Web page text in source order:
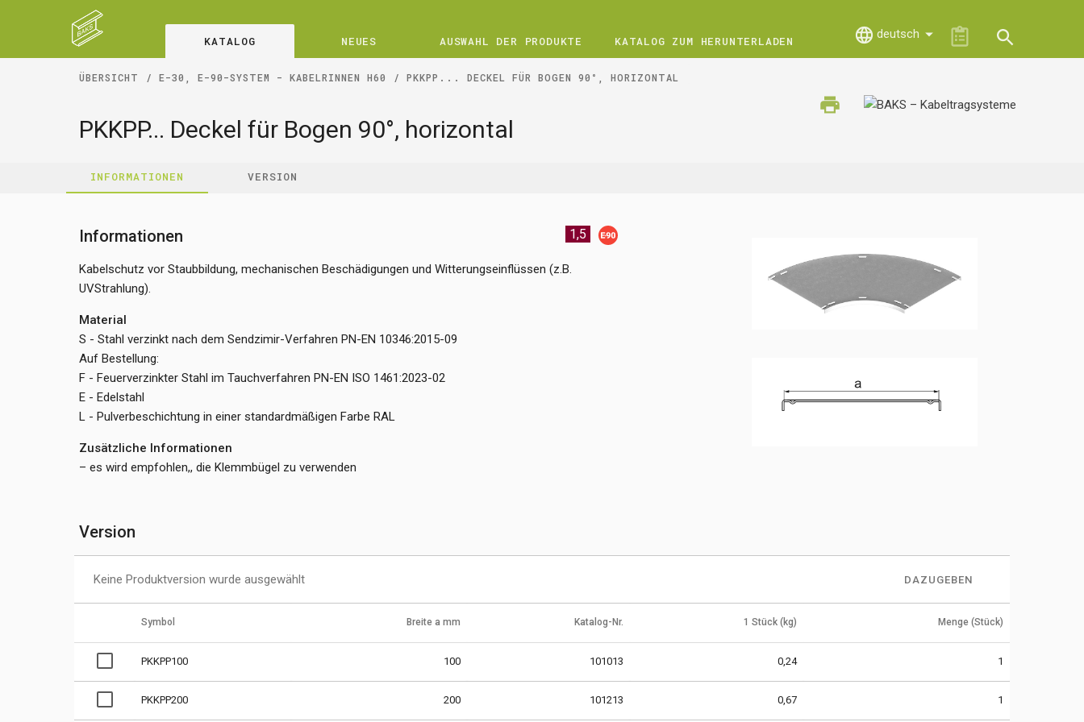
KATALOG NEUES AUSWAHL DER PRODUKTE KATALOG ZUM HERUNTERLADEN deutsch
ÜBERSICHT E-30, E-90-SYSTEM - KABELRINNEN H60 PKKPP... DECKEL FÜR BOGEN 90°, HORIZONTAL
PKKPP... Deckel für Bogen 90°, horizontal
INFORMATIONEN VERSION
1,5
Informationen
Kabelschutz vor Staubbildung, mechanischen Beschädigungen und Witterungseinflüssen (z.B.
UVStrahlung).
Material
S - Stahl verzinkt nach dem Sendzimir-Verfahren PN-EN 10346:2015-09
Auf Bestellung:
F - Feuerverzinkter Stahl im Tauchverfahren PN-EN ISO 1461:2023-02
E - Edelstahl
L - Pulverbeschichtung in einer standardmäßigen Farbe RAL
Zusätzliche Informationen
– es wird empfohlen,, die Klemmbügel zu verwenden
Version
Keine Produktversion wurde ausgewählt DAZUGEBEN
Symbol Breite a mm Katalog-Nr. 1 Stück (kg) Menge (Stück)
PKKPP100 100 101013 0,24 1
PKKPP200 200 101213 0,67 1